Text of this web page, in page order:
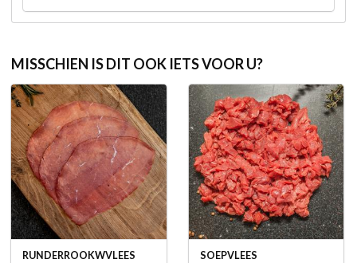
MISSCHIEN IS DIT OOK IETS VOOR U?
RUNDERROOKWVLEES SOEPVLEES